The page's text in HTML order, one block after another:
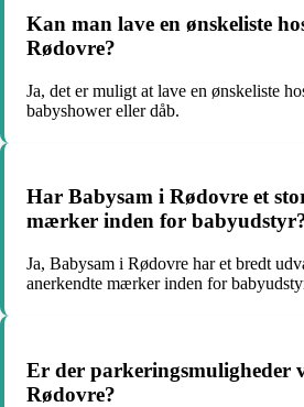
Kan man lave en ønskeliste
Rødovre?
Ja, det er muligt at lave en ønskeliste
babyshower eller dåb.
Har Babysam i Rødovre et
mærker inden for
Ja, Babysam i Rødovre har et bredt
anerkendte mærker inden for
Er der parkeringsmuligheder
Rødovre?